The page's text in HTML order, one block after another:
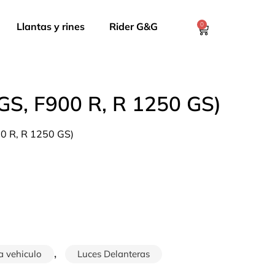
Llantas y rines Rider G&G 0
F900 R, R 1250 GS)
R, R 1250 GS)
vehiculo , Luces Delanteras